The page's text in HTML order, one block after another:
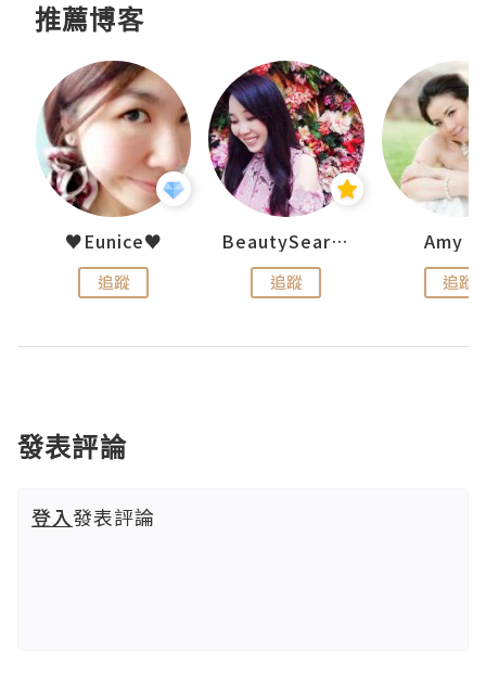
推薦博客
♥Eunice♥
追蹤
BeautySearch
追蹤
Amy
追蹤
發表評論
登入發表評論